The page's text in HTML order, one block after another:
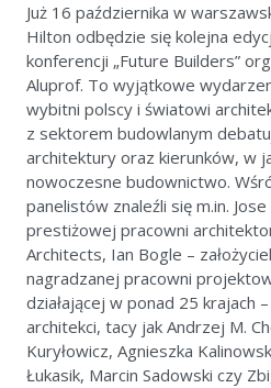
Już 16 października w
Hilton odbędzie się kolejna
konferencji „Future Builders”
Aluprof. To wyjątkowe
wybitni polscy i światowi
z sektorem budowlanym
architektury oraz kierunków, w
nowoczesne budownictwo.
panelistów znaleźli się m.in.
prestiżowej pracowni
Architects, Ian Bogle –
nagradzanej pracowni
działającej w ponad 25 krajach
architekci, tacy jak Andrzej M.
Kuryłowicz, Agnieszka
Łukasik, Marcin Sadowski czy